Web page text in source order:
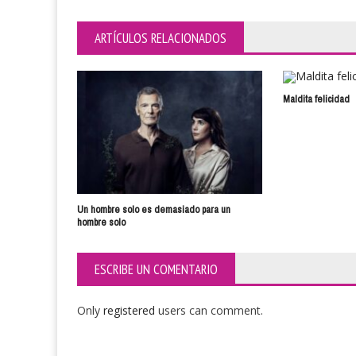
ARTÍCULOS RELACIONADOS
Un hombre solo es demasiado para un
hombre solo
Maldita felicidad
ESCRIBE UN COMENTARIO
Only registered users can comment.